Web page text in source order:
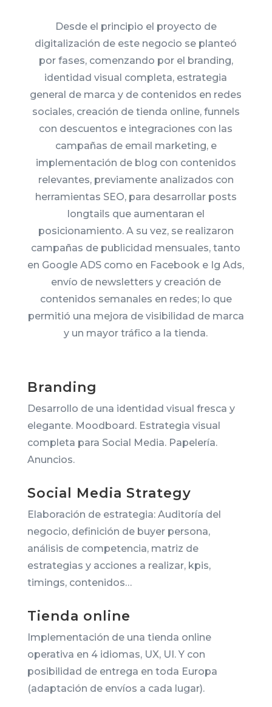
Desde el principio el proyecto de
digitalización de este negocio se planteó
por fases, comenzando por el branding,
identidad visual completa, estrategia
general de marca y de contenidos en redes
sociales, creación de tienda online, funnels
con descuentos e integraciones con las
campañas de email marketing, e
implementación de blog con contenidos
relevantes, previamente analizados con
herramientas SEO, para desarrollar posts
longtails que aumentaran el
posicionamiento. A su vez, se realizaron
campañas de publicidad mensuales, tanto
en Google ADS como en Facebook e Ig Ads,
envío de newsletters y creación de
contenidos semanales en redes; lo que
permitió una mejora de visibilidad de marca
y un mayor tráfico a la tienda.
Branding
Desarrollo de una identidad visual fresca y
elegante. Moodboard. Estrategia visual
completa para Social Media. Papelería.
Anuncios.
Social Media Strategy
Elaboración de estrategia: Auditoría del
negocio, definición de buyer persona,
análisis de competencia, matriz de
estrategias y acciones a realizar, kpis,
timings, contenidos…
Tienda online
Implementación de una tienda online
operativa en 4 idiomas, UX, UI. Y con
posibilidad de entrega en toda Europa
(adaptación de envíos a cada lugar).